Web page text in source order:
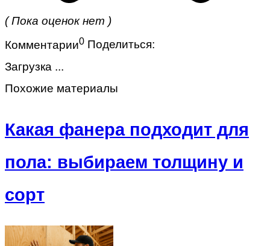
( Пока оценок нет )
Комментарии0 Поделиться:
Загрузка ...
Похожие материалы
Какая фанера подходит для
пола: выбираем толщину и
сорт